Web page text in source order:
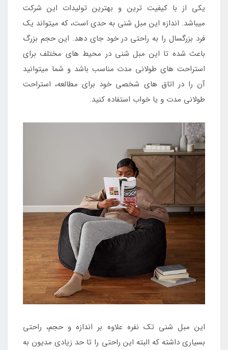
یکی از با کیفیت ترین و بهترین تولیدات این شرکت
میباشد. اندازه این مبل شنی به حدی است، که میتواند یک
فرد بزرگسال را به راحتی در خود جای دهد. این حجم بزرگ
باعث شده تا این مبل شنی در محیط های مختلف برای
استراحت های طولانی مدت مناسب باشد و شما میتوانید
آن را در اتاق های شخصی خود برای مطالعه، استراحت
طولانی مدت و یا خواب استفاده کنید.
این مبل شنی تک نفره علاوه بر اندازه و حجم، راحتی
بسیاری داشته که البته این راحتی را تا حد زیادی مدیون به